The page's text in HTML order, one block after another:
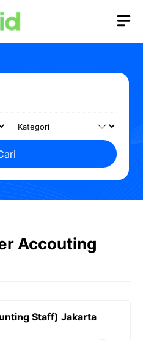
Accouting
Staff) Jakarta